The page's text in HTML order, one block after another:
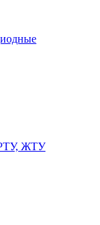
РТУ, ЖТУ